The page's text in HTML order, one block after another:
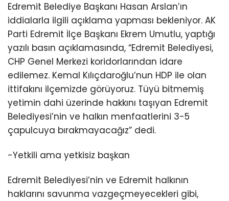
Edremit Belediye Başkanı Hasan Arslan’ın
iddialarla ilgili açıklama yapması bekleniyor. AK
Parti Edremit İlçe Başkanı Ekrem Umutlu, yaptığı
yazılı basın açıklamasında, “Edremit Belediyesi,
CHP Genel Merkezi koridorlarından idare
edilemez. Kemal Kılıçdaroğlu’nun HDP ile olan
ittifakını ilçemizde görüyoruz. Tüyü bitmemiş
yetimin dahi üzerinde hakkını taşıyan Edremit
Belediyesi’nin ve halkın menfaatlerini 3-5
çapulcuya bırakmayacağız” dedi.
-Yetkili ama yetkisiz başkan
Edremit Belediyesi’nin ve Edremit halkının
haklarını savunma vazgeçmeyecekleri gibi,